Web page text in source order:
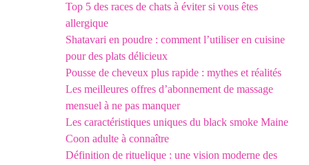
Top 5 des races de chats à éviter si vous êtes
allergique
Shatavari en poudre : comment l’utiliser en cuisine
pour des plats délicieux
Pousse de cheveux plus rapide : mythes et réalités
Les meilleures offres d’abonnement de massage
mensuel à ne pas manquer
Les caractéristiques uniques du black smoke Maine
Coon adulte à connaître
Définition de rituelique : une vision moderne des